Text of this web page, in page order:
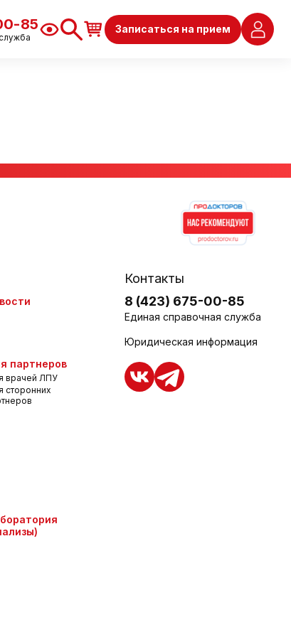
85 Записаться на прием
партнеров
врачей ЛПУ
сторонних
Контакты
8 (423) 675-00-85
Единая справочная служба
Юридическая информация